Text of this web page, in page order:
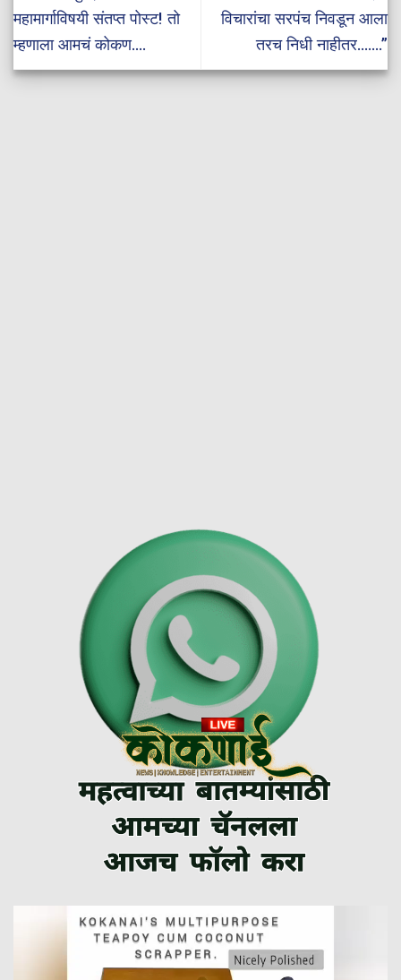
महामार्गाविषयी संतप्त पोस्ट! तो
म्हणाला आमचं कोकण….
विचारांचा सरपंच निवडून आला
तरच निधी नाहीतर…….”